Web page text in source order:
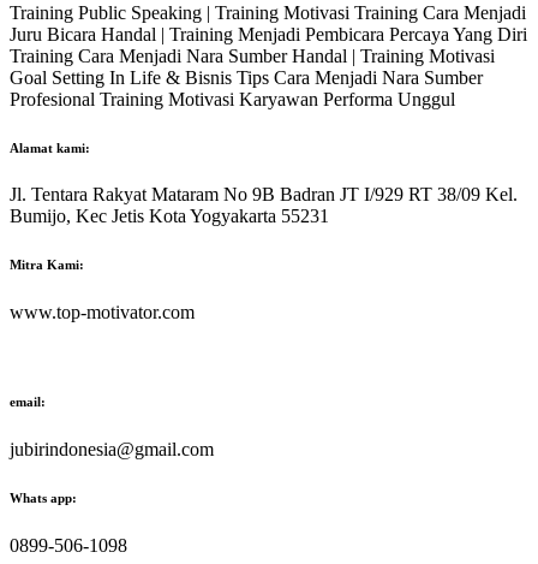
Training Public Speaking | Training Motivasi Training Cara Menjadi
Juru Bicara Handal | Training Menjadi Pembicara Percaya Yang Diri
Training Cara Menjadi Nara Sumber Handal | Training Motivasi
Goal Setting In Life & Bisnis Tips Cara Menjadi Nara Sumber
Profesional Training Motivasi Karyawan Performa Unggul
Alamat kami:
Jl. Tentara Rakyat Mataram No 9B Badran JT I/929 RT 38/09 Kel.
Bumijo, Kec Jetis Kota Yogyakarta 55231
Mitra Kami:
www.top-motivator.com
email:
jubirindonesia@gmail.com
Whats app:
0899-506-1098